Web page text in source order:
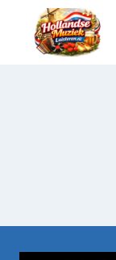
Doorgaan
inhoud